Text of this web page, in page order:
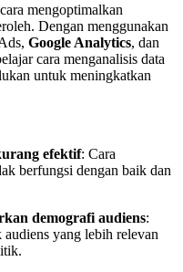
mengoptimalkan
Dengan menggunakan
Google Analytics, dan
cara menganalisis data
untuk meningkatkan
efektif: Cara
berfungsi dengan baik dan
demografi audiens:
yang lebih relevan